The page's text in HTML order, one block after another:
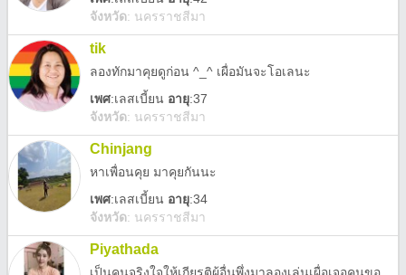
จังหวัด: นครราชสีมา
tik
ลองทักมาคุยดูก่อน ^_^ เผื่อมันจะโอเลนะ
เพศ:เลสเบี้ยน อายุ:37
จังหวัด: นครราชสีมา
Chinjang
หาเพื่อนคุย มาคุยกันนะ
เพศ:เลสเบี้ยน อายุ:34
จังหวัด: นครราชสีมา
Piyathada